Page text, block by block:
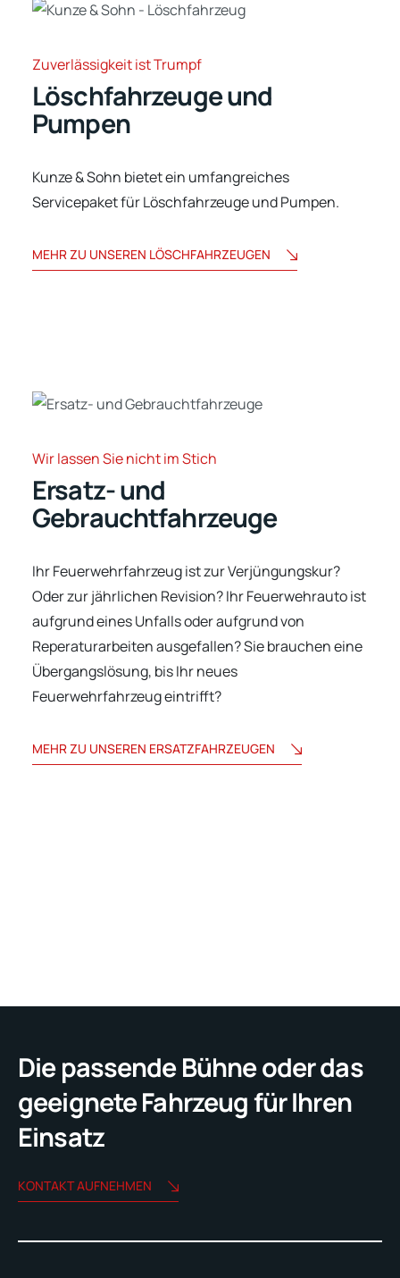
Zuverlässigkeit ist Trumpf
Löschfahrzeuge und
Pumpen
Kunze & Sohn bietet ein umfangreiches
Servicepaket für Löschfahrzeuge und Pumpen.
MEHR ZU UNSEREN LÖSCHFAHRZEUGEN
Wir lassen Sie nicht im Stich
Ersatz- und
Gebrauchtfahrzeuge
Ihr Feuerwehrfahrzeug ist zur Verjüngungskur?
Oder zur jährlichen Revision? Ihr Feuerwehrauto ist
aufgrund eines Unfalls oder aufgrund von
Reperaturarbeiten ausgefallen? Sie brauchen eine
Übergangslösung, bis Ihr neues
Feuerwehrfahrzeug eintrifft?
MEHR ZU UNSEREN ERSATZFAHRZEUGEN
Die passende Bühne oder das
geeignete Fahrzeug für Ihren
Einsatz
KONTAKT AUFNEHMEN